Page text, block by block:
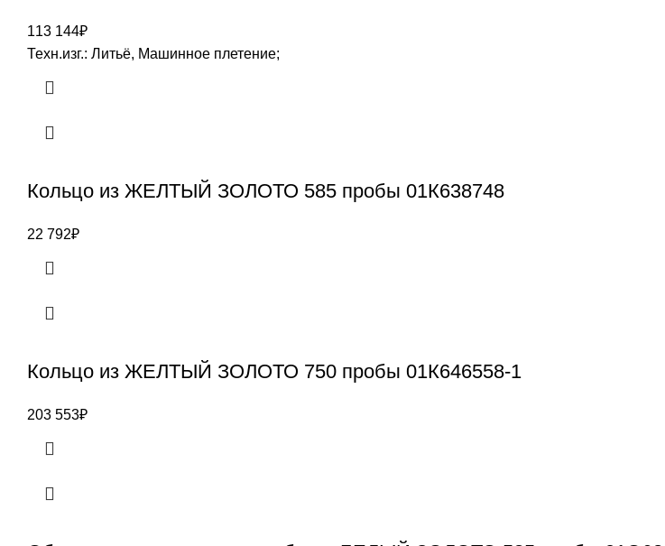
113 144₽
Техн.изг.: Литьё, Машинное плетение;
Кольцо из ЖЕЛТЫЙ ЗОЛОТО 585 пробы 01К638748
22 792₽
Кольцо из ЖЕЛТЫЙ ЗОЛОТО 750 пробы 01К646558-1
203 553₽